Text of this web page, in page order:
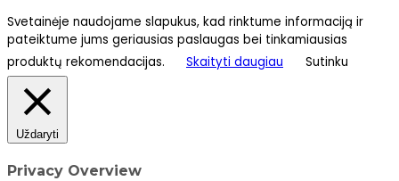
Svetainėje naudojame slapukus, kad rinktume informaciją ir
pateiktume jums geriausias paslaugas bei tinkamiausias
produktų rekomendacijas.
Skaityti daugiau Sutinku
Uždaryti
Privacy Overview